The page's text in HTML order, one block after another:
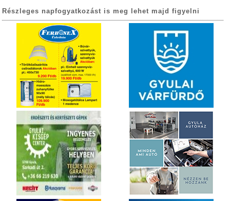
Részleges napfogyatkozást is meg lehet majd figyelni